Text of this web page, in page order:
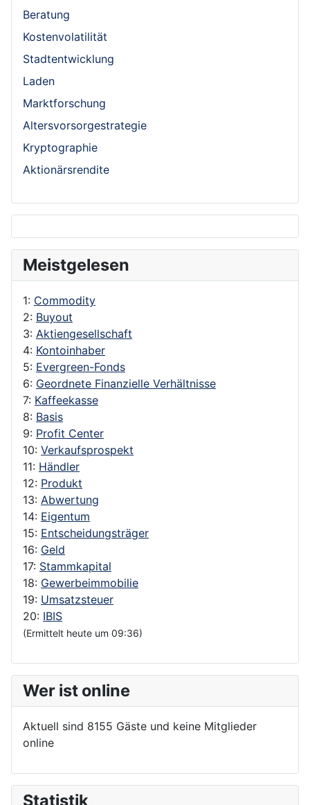
Beratung
Kostenvolatilität
Stadtentwicklung
Laden
Marktforschung
Altersvorsorgestrategie
Kryptographie
Aktionärsrendite
Meistgelesen
1: Commodity
2: Buyout
3: Aktiengesellschaft
4: Kontoinhaber
5: Evergreen-Fonds
6: Geordnete Finanzielle Verhältnisse
7: Kaffeekasse
8: Basis
9: Profit Center
10: Verkaufsprospekt
11: Händler
12: Produkt
13: Abwertung
14: Eigentum
15: Entscheidungsträger
16: Geld
17: Stammkapital
18: Gewerbeimmobilie
19: Umsatzsteuer
20: IBIS
(Ermittelt heute um 09:36)
Wer ist online
Aktuell sind 8155 Gäste und keine Mitglieder
online
Statistik